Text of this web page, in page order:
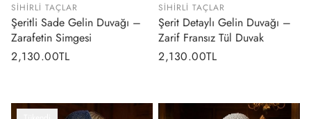
SIHIRLI TAÇLAR
Şeritli Sade Gelin Duvağı –
Zarafetin Simgesi
Normal
2,130.00TL
SIHIRLI TAÇLAR
Şerit Detaylı Gelin Duvağı –
Zarif Fransız Tül Duvak
Normal
2,130.00TL